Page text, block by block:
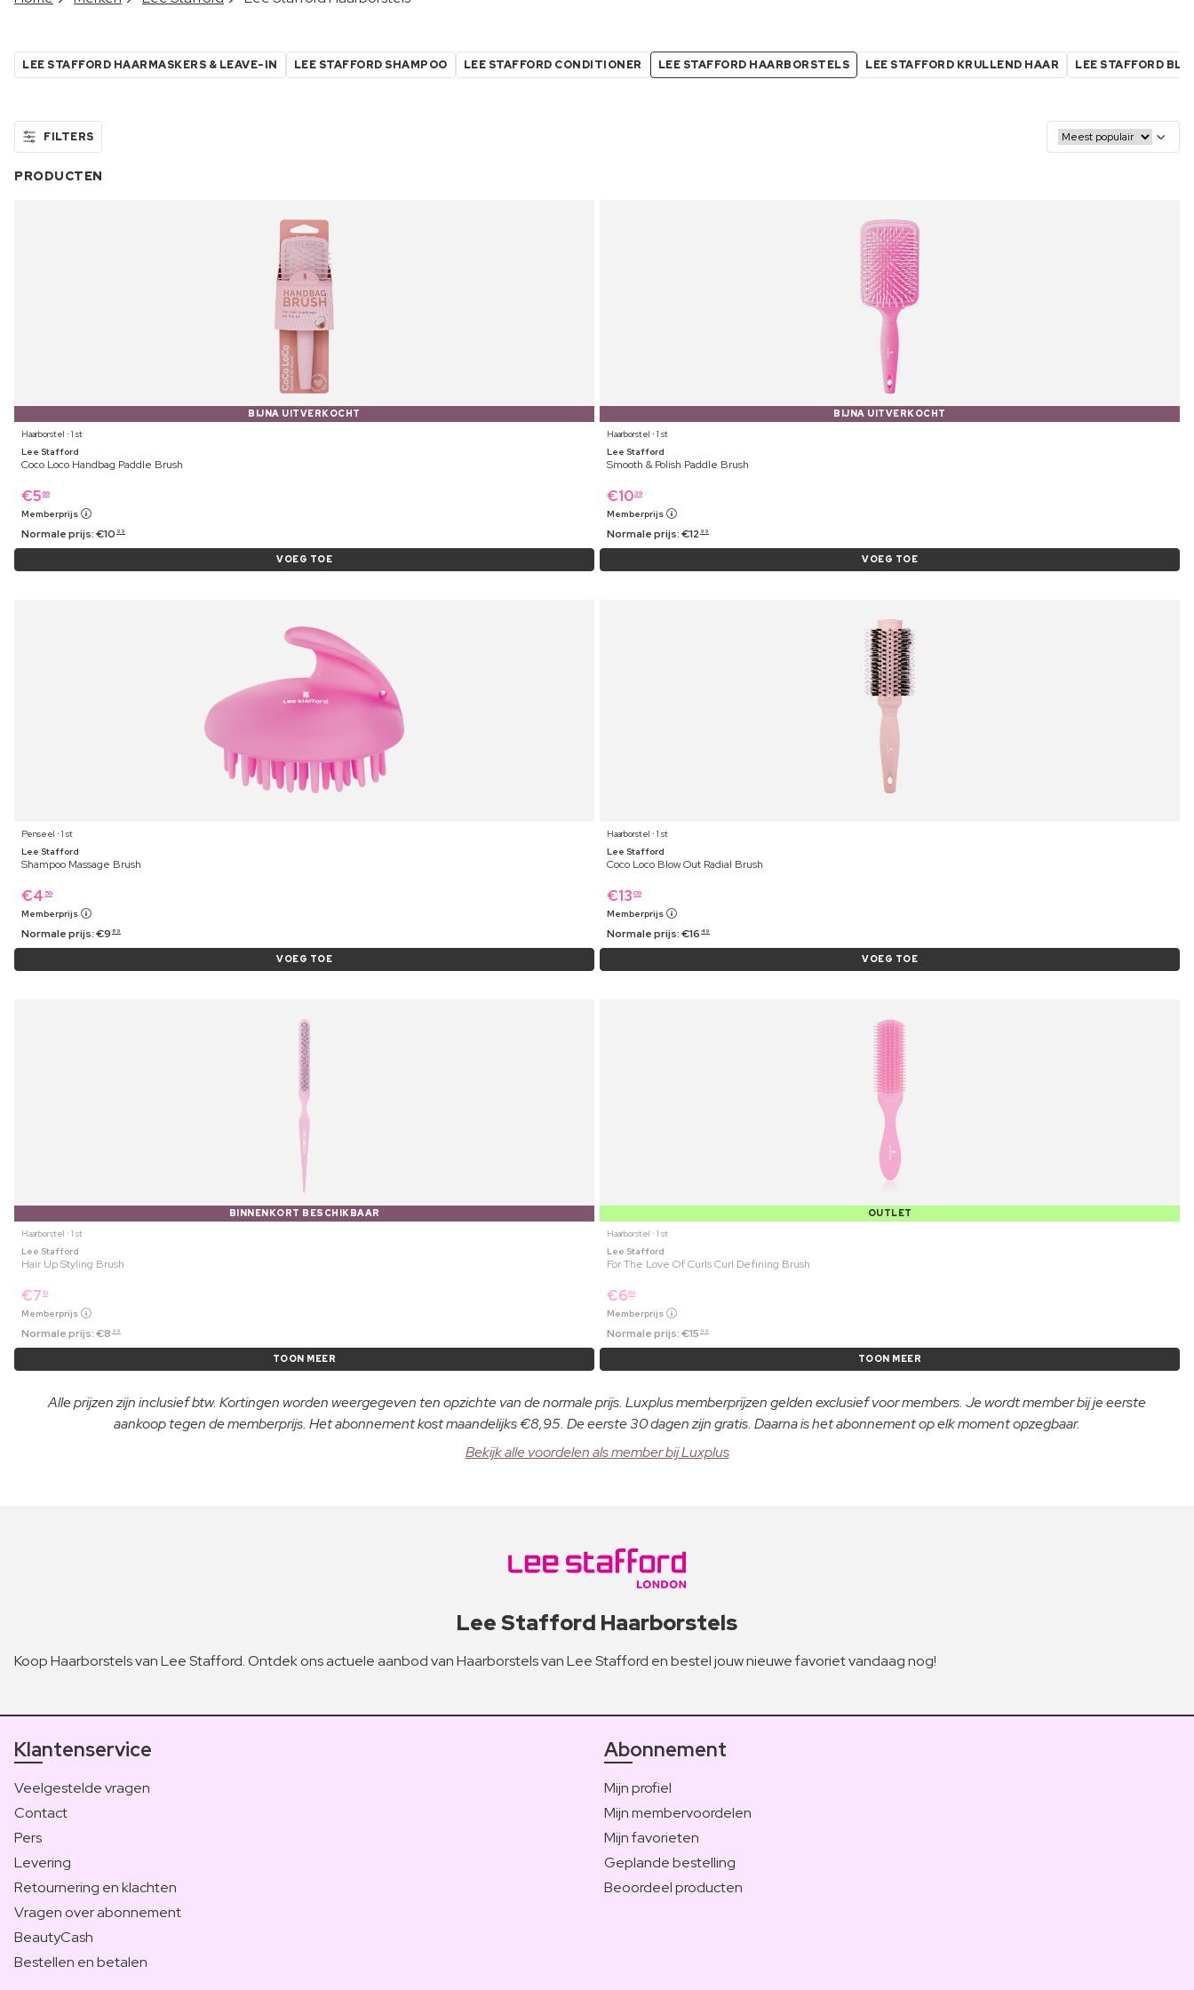
LEE STAFFORD HAARMASKERS & LEAVE-IN LEE STAFFORD SHAMPOO LEE STAFFORD CONDITIONER LEE STAFFORD HAARBORSTELS LEE STAFFORD KRULLEND HAAR LEE STAFFORD
FILTERS
PRODUCTEN
BIJNA UITVERKOCHT
Haarborstel ⋅ 1 st
Lee Stafford
Coco Loco Handbag Paddle Brush
€5 69
Memberprijs
Normale prijs:€10 99
VOEG TOE
BIJNA UITVERKOCHT
Haarborstel ⋅ 1 st
Lee Stafford
Smooth & Polish Paddle Brush
€1039
Memberprijs
Normale prijs:€12 99
VOEG TOE
Penseel ⋅ 1 st
Lee Stafford
Shampoo Massage Brush
€4 59
Memberprijs
Normale prijs:€9 89
VOEG TOE
Haarborstel ⋅ 1 st
Lee Stafford
Coco Loco Blow Out Radial Brush
€13 09
Memberprijs
Normale prijs:€16 49
VOEG TOE
BINNENKORT BESCHIKBAAR
Haarborstel ⋅ 1 st
Lee Stafford
Hair Up Styling Brush
€7 19
Memberprijs
Normale prijs:€8 99
TOON MEER
OUTLET
Haarborstel ⋅ 1 st
Lee Stafford
For The Love Of Curls Curl Defining Brush
€669
Memberprijs
Normale prijs:€15 99
TOON MEER
Alle prijzen zijn inclusief btw. Kortingen worden weergegeven ten opzichte van de normale prijs. Luxplus memberprijzen gelden exclusief voor members. Je wordt member bij je eerste
aankoop tegen de memberprijs. Het abonnement kost maandelijks €8,95. De eerste 30 dagen zijn gratis. Daarna is het abonnement op elk moment opzegbaar.
Bekijk alle voordelen als member bij Luxplus
Lee Stafford Haarborstels
Koop Haarborstels van Lee Stafford. Ontdek ons actuele aanbod van Haarborstels van Lee Stafford en bestel jouw nieuwe favoriet vandaag nog!
Klantenservice
Veelgestelde vragen
Contact
Pers
Levering
Retournering en klachten
Vragen over abonnement
BeautyCash
Bestellen en betalen
Abonnement
Mijn profiel
Mijn membervoordelen
Mijn favorieten
Geplande bestelling
Beoordeel producten